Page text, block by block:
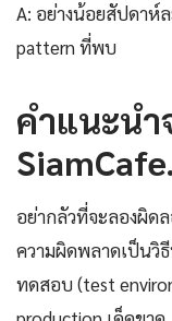
A: อย่างน้อยสัปดาห์
pattern ที่พบ
คำแนะน
อย่ากลัวที่จะลองผิดล
ความผิดพลาดเป็นวิ
ทดสอบ (test